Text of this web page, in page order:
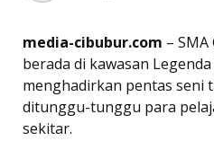
media-cibubur.com –
berada di kawasan
menghadirkan pentas seni
ditunggu-tunggu para
sekitar.